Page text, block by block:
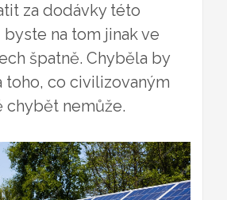
za dodávky této
na tom jinak ve
špatně. Chyběla by
toho, co civilizovaným
nemůže.